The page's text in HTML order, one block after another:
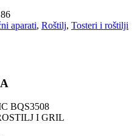
aparati, Roštilj, Tosteri i roštilji
BQS3508
I GRIL